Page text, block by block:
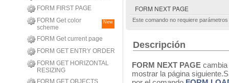
FORM FIRST PAGE
FORM Get color
scheme
New
FORM Get current page
FORM GET ENTRY ORDER
FORM GET HORIZONTAL
RESIZING
FORM GET OBJECTS
FORM NEXT PAGE
Este comando no requiere parámetros
Descripción
FORM NEXT PAGE cambia
mostrar la página